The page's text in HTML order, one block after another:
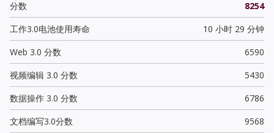
分数
8254
工作3.0电池使用寿命
10 小时 29 分钟
Web 3.0 分数
6590
视频编辑 3.0 分数
5430
数据操作 3.0 分数
6786
文档编写3.0分数
9568